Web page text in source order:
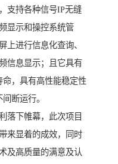
支持各种信号IP无缝
显示和操控系统管
上进行信息化查询、
信息显示；且它具有
命，具有高性能稳定性
断运行。
落下帷幕，此次项目
来显着的成效，同时
及高质量的满意及认